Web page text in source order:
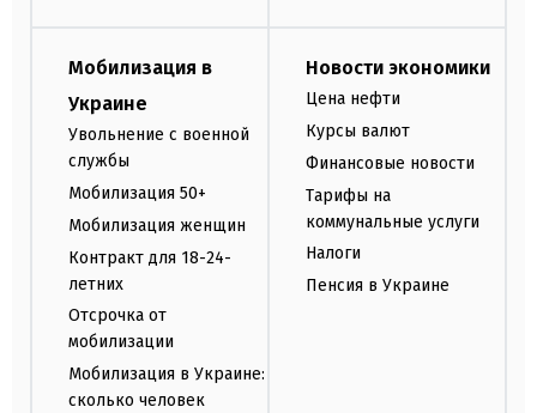
Мобилизация в
Украине
Увольнение с военной
службы
Мобилизация 50+
Мобилизация женщин
Контракт для 18-24-
летних
Отсрочка от
мобилизации
Мобилизация в Украине:
сколько человек
Новости экономики
Цена нефти
Курсы валют
Финансовые новости
Тарифы на
коммунальные услуги
Налоги
Пенсия в Украине